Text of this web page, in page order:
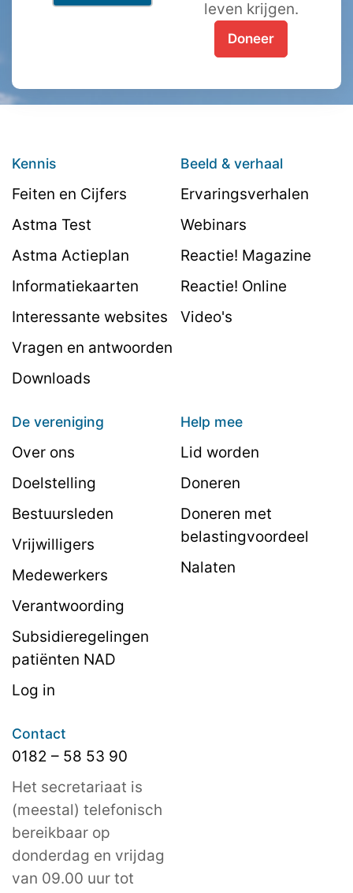
leven krijgen.
Doneer
Kennis
Feiten en Cijfers
Astma Test
Astma Actieplan
Informatiekaarten
Interessante websites
Vragen en antwoorden
Downloads
Beeld & verhaal
Ervaringsverhalen
Webinars
Reactie! Magazine
Reactie! Online
Video's
De vereniging
Over ons
Doelstelling
Bestuursleden
Vrijwilligers
Medewerkers
Verantwoording
Subsidieregelingen
patiënten NAD
Log in
Help mee
Lid worden
Doneren
Doneren met
belastingvoordeel
Nalaten
Contact
0182 – 58 53 90
Het secretariaat is
(meestal) telefonisch
bereikbaar op
donderdag en vrijdag
van 09.00 uur tot